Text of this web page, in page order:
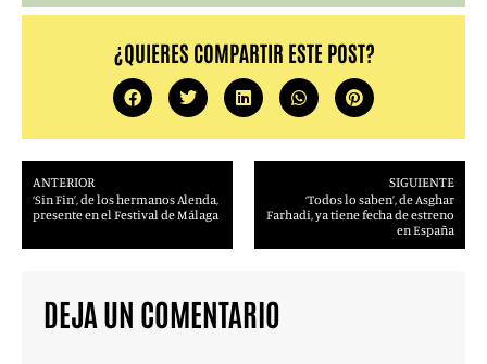
¿QUIERES COMPARTIR ESTE POST?
ANTERIOR
‘Sin Fin’, de los hermanos Alenda,
presente en el Festival de Málaga
SIGUIENTE
‘Todos lo saben’, de Asghar
Farhadi, ya tiene fecha de estreno
en España
DEJA UN COMENTARIO